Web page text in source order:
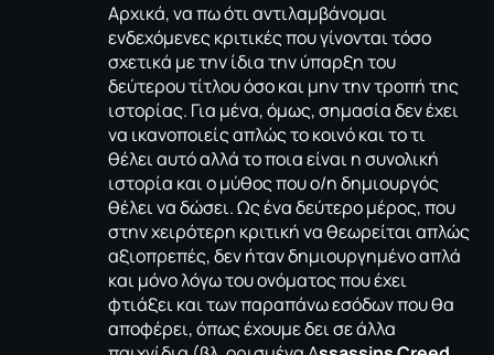
Αρχικά, να πω ότι αντιλαμβάνομαι
ενδεχόμενες κριτικές που γίνονται τόσο
σχετικά με την ίδια την ύπαρξη του
δεύτερου τίτλου όσο και μην την τροπή της
ιστορίας. Για μένα, όμως, σημασία δεν έχει
να ικανοποιείς απλώς το κοινό και το τι
θέλει αυτό αλλά το ποια είναι η συνολική
ιστορία και ο μύθος που ο/η δημιουργός
θέλει να δώσει. Ως ένα δεύτερο μέρος, που
στην χειρότερη κριτική να θεωρείται απλώς
αξιοπρεπές, δεν ήταν δημιουργημένο απλά
και μόνο λόγω του ονόματος που έχει
φτιάξει και των παραπάνω εσόδων που θα
αποφέρει, όπως έχουμε δει σε άλλα